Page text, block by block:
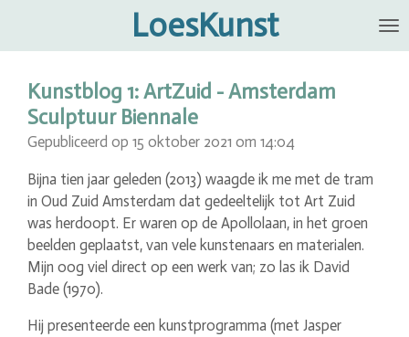
hoofdinhoud
LoesKunst
Kunstblog 1: ArtZuid - Amsterdam
Sculptuur Biennale
Gepubliceerd op 15 oktober 2021 om 14:04
Bijna tien jaar geleden (2013) waagde ik me met de tram
in Oud Zuid Amsterdam dat gedeeltelijk tot Art Zuid
was herdoopt. Er waren op de Apollolaan, in het groen
beelden geplaatst, van vele kunstenaars en materialen.
Mijn oog viel direct op een werk van; zo las ik David
Bade (1970).
Hij presenteerde een kunstprogramma (met Jasper